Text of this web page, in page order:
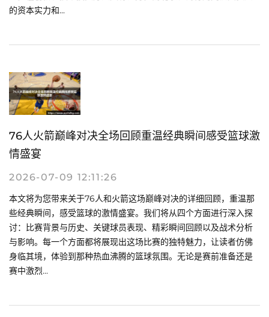
的资本实力和...
76人火箭巅峰对决全场回顾重温经典瞬间感受篮球激
情盛宴
2026-07-09 12:11:26
本文将为您带来关于76人和火箭这场巅峰对决的详细回顾，重温那
些经典瞬间，感受篮球的激情盛宴。我们将从四个方面进行深入探
讨：比赛背景与历史、关键球员表现、精彩瞬间回顾以及战术分析
与影响。每一个方面都将展现出这场比赛的独特魅力，让读者仿佛
身临其境，体验到那种热血沸腾的篮球氛围。无论是赛前准备还是
赛中激烈...